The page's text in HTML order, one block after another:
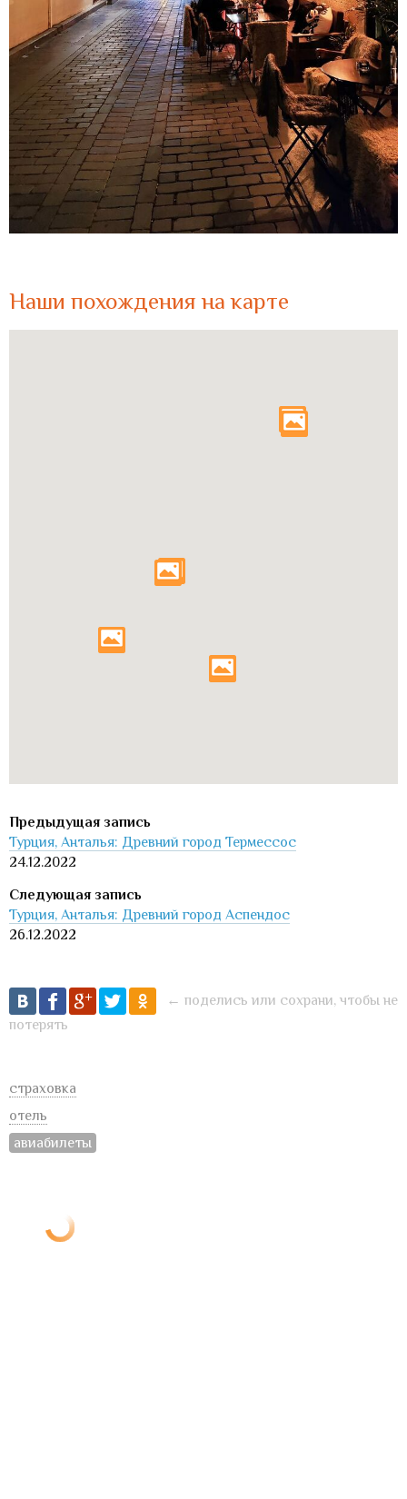
Наши похождения на карте
Турция, Анталья: Древний город Термессос
24.12.2022
Турция, Анталья: Древний город Аспендос
26.12.2022
← поделись или сохрани, чтобы не
потерять
страховка
отель
авиабилеты